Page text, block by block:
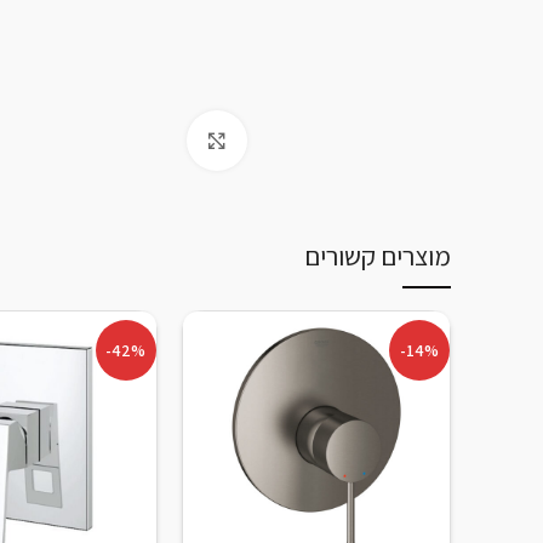
מוצרים קשורים
-14%
-42%